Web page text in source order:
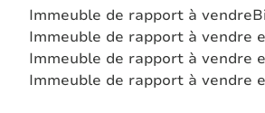
Immeuble de rapport à vendre
Immeuble de rapport à vendre
Immeuble de rapport à vendre
Immeuble de rapport à vendre